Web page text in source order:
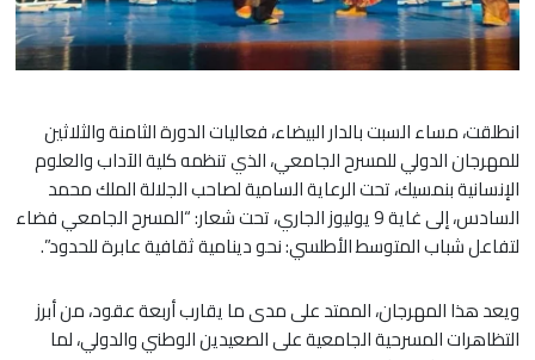
انطلقت، مساء السبت بالدار البيضاء، فعاليات الدورة الثامنة والثلاثين
للمهرجان الدولي للمسرح الجامعي، الذي تنظمه كلية الآداب والعلوم
الإنسانية بنمسيك، تحت الرعاية السامية لصاحب الجلالة الملك محمد
السادس، إلى غاية 9 يوليوز الجاري، تحت شعار: “المسرح الجامعي فضاء
لتفاعل شباب المتوسط الأطلسي: نحو دينامية ثقافية عابرة للحدود”.
ويعد هذا المهرجان، الممتد على مدى ما يقارب أربعة عقود، من أبرز
التظاهرات المسرحية الجامعية على الصعيدين الوطني والدولي، لما